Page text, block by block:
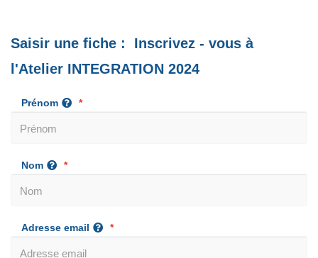
Saisir une fiche : Inscrivez - vous à
l'Atelier INTEGRATION 2024
Prénom
Nom
Adresse email